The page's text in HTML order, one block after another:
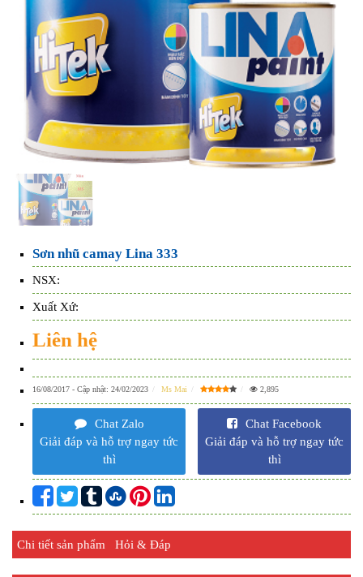
Sơn nhũ camay Lina 333
NSX:
Xuất Xứ:
Liên hệ
16/08/2017 - Cập nhật: 24/02/2023 Ms Mai 2,895
Chat Zalo
Giải đáp và hỗ trợ ngay tức
thì
Chat Facebook
Giải đáp và hỗ trợ ngay tức
thì
Chi tiết sản phẩm Hỏi & Đáp